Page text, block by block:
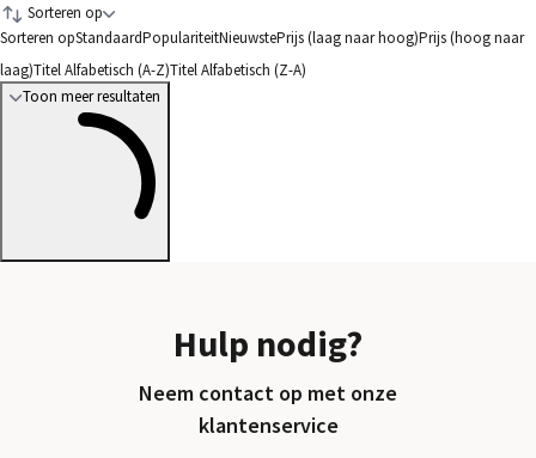
Sorteren op
Sorteren opStandaardPopulariteitNieuwstePrijs (laag naar hoog)Prijs (hoog naar
laag)Titel Alfabetisch (A-Z)Titel Alfabetisch (Z-A)
Toon meer resultaten
Hulp nodig?
Neem contact op met onze
klantenservice